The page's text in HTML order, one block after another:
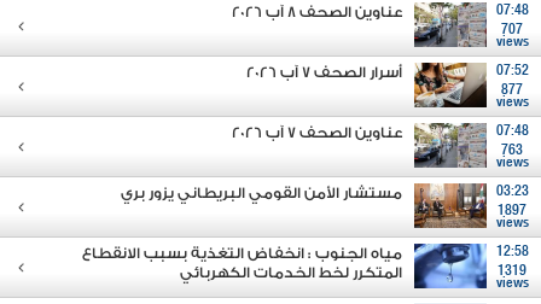
07:48
707
views
عناوين الصحف 8 آب 2026
07:52
877
views
أسرار الصحف 7 آب 2026
07:48
763
views
عناوين الصحف 7 آب 2026
03:23
1897
views
مستشار الأمن القومي البريطاني يزور بري
12:58
1319
views
مياه الجنوب : انخفاض التغذية بسبب الانقطاع
المتكرر لخط الخدمات الكهربائي